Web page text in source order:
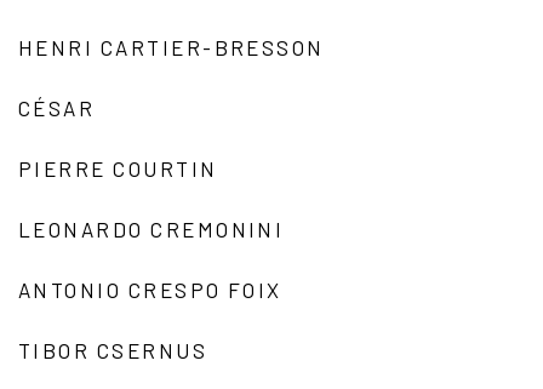
HENRI CARTIER-BRESSON
CÉSAR
PIERRE COURTIN
LEONARDO CREMONINI
ANTONIO CRESPO FOIX
TIBOR CSERNUS